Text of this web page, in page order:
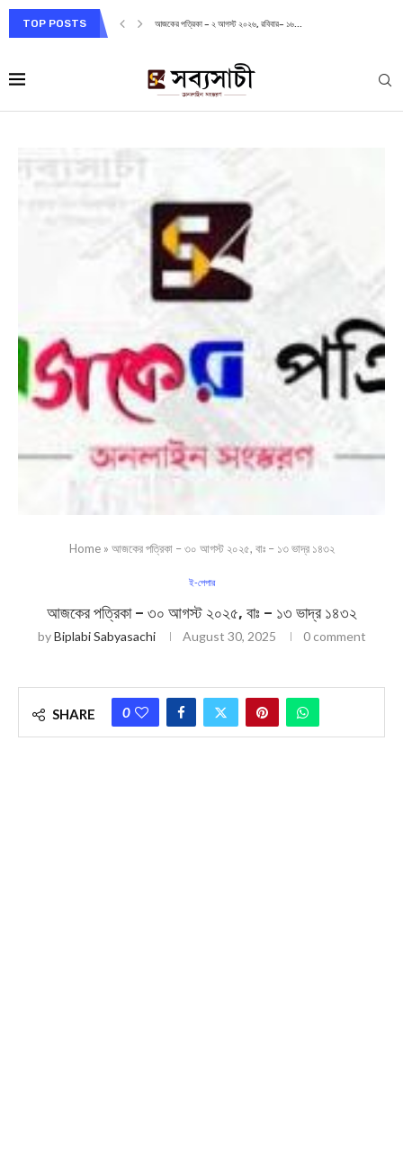
TOP POSTS আজকের পত্রিকা – ২ আগস্ট ২০২৬, রবিবার– ১৬...
Home» আজকের পত্রিকা – ৩০ আগস্ট ২০২৫, বাঃ – ১৩ ভাদ্র ১৪৩২
ই-পেপার
আজকের পত্রিকা – ৩০ আগস্ট ২০২৫, বাঃ – ১৩ ভাদ্র ১৪৩২
byBiplabi Sabyasachi August 30, 2025 0 comment
SHARE 0